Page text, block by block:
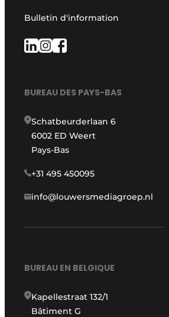
Bulletin d'information
BUREAU DES PAYS-BAS
Schatbeurderlaan 6
6002 ED Weert
Pays-Bas
+31 495 450095
info@louwersmediagroep.nl
BUREAU EN BELGIQUE
Kapellestraat 132/1
Bâtiment G